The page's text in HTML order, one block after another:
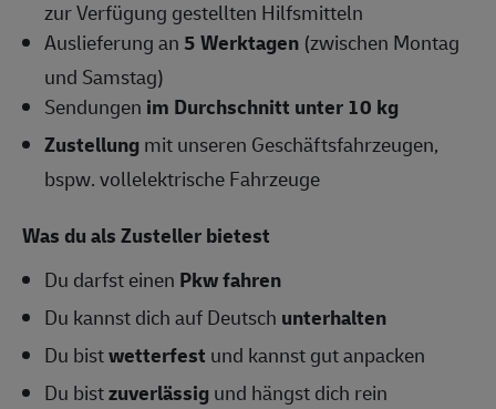
zur Verfügung gestellten Hilfsmitteln
Auslieferung an5 Werktagen (zwischen Montag
und Samstag)
Sendungen im Durchschnitt unter 10 kg
Zustellungmit unseren Geschäftsfahrzeugen,
bspw. vollelektrische Fahrzeuge
Was du als Zusteller bietest
Du darfst einen Pkw fahren
Du kannst dich auf Deutsch unterhalten
Du bistwetterfest und kannst gut anpacken
Du bistzuverlässigund hängst dich rein